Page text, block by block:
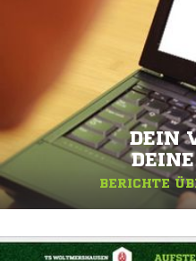
DEIN
BERICHTE